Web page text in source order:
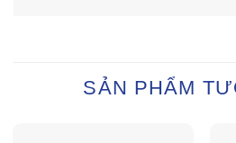
SẢN PHẨM